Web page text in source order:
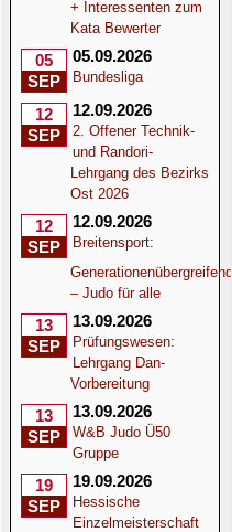
+ Interessenten zum
Kata Bewerter
05
SEP
05.09.2026
Bundesliga
12
SEP
12.09.2026
2. Offener Technik-
und Randori-
Lehrgang des Bezirks
Ost 2026
12
SEP
12.09.2026
Breitensport:
Generationenübergreifend
– Judo für alle
13
SEP
13.09.2026
Prüfungswesen:
Lehrgang Dan-
Vorbereitung
13
SEP
13.09.2026
W&B Judo Ü50
Gruppe
19
SEP
19.09.2026
Hessische
Einzelmeisterschaft